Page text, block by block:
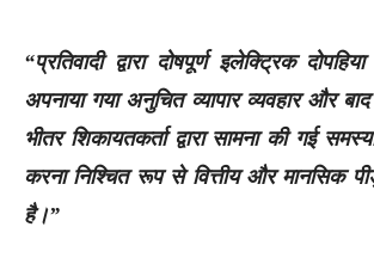
“प्रतिवादी द्वारा दोषपूर्ण इलेक्ट्रिक
अपनाया गया अनुचित व्यापार व्यवहार और
भीतर शिकायतकर्ता द्वारा सामना की गई
करना निश्चित रूप से वित्तीय और मानसिक
है।”